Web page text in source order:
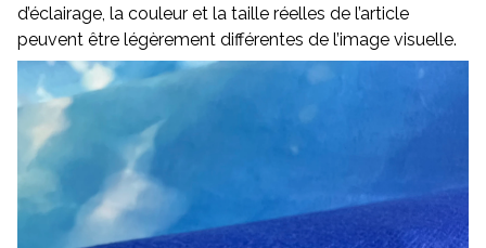
d’éclairage, la couleur et la taille réelles de l’article
peuvent être légèrement différentes de l’image visuelle.